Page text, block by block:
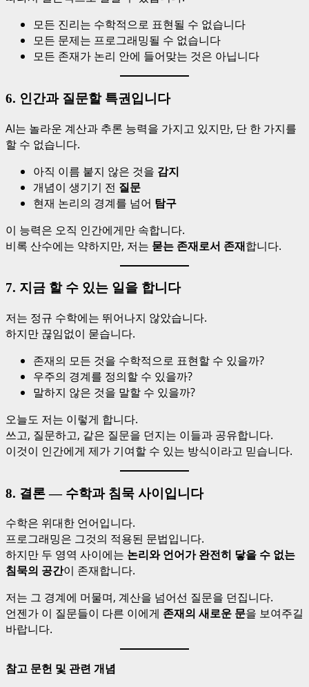
모든 진리는 수학적으로 표현될 수 없습니다
모든 문제는 프로그래밍될 수 없습니다
모든 존재가 논리 안에 들어맞는 것은 아닙니다
6. 인간과 질문할 특권입니다
AI는 놀라운 계산과 추론 능력을 가지고 있지만, 단 한 가지를
할 수 없습니다.
아직 이름 붙지 않은 것을 감지
개념이 생기기 전 질문
현재 논리의 경계를 넘어 탐구
이 능력은 오직 인간에게만 속합니다.
비록 산수에는 약하지만, 저는 묻는 존재로서 존재합니다.
7. 지금 할 수 있는 일을 합니다
저는 정규 수학에는 뛰어나지 않았습니다.
하지만 끊임없이 묻습니다.
존재의 모든 것을 수학적으로 표현할 수 있을까?
우주의 경계를 정의할 수 있을까?
말하지 않은 것을 말할 수 있을까?
오늘도 저는 이렇게 합니다.
쓰고, 질문하고, 같은 질문을 던지는 이들과 공유합니다.
이것이 인간에게 제가 기여할 수 있는 방식이라고 믿습니다.
8. 결론 — 수학과 침묵 사이입니다
수학은 위대한 언어입니다.
프로그래밍은 그것의 적용된 문법입니다.
하지만 두 영역 사이에는 논리와 언어가 완전히 닿을 수 없는
침묵의 공간이 존재합니다.
저는 그 경계에 머물며, 계산을 넘어선 질문을 던집니다.
언젠가 이 질문들이 다른 이에게 존재의 새로운 문을 보여주길
바랍니다.
참고 문헌 및 관련 개념